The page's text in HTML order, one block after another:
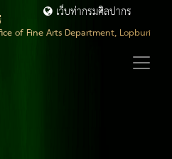
of Fine Arts Department, Lopburi
เว็บท่ากรมศิลปากร